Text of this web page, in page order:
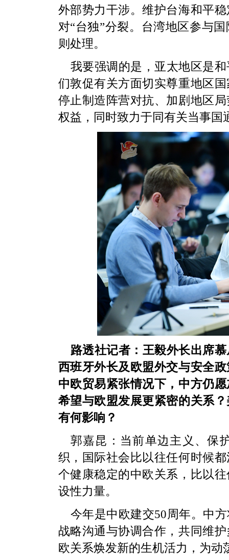
外部势力干涉。维护台海和平
对“台独”分裂。台湾地区参与
则处理。
我要强调的是，亚太地区是
们敦促有关方面切实尊重地区
停止制造阵营对抗、加剧地区
权益，同时致力于同有关当事国
路透社记者：王毅外长出席
西班牙外长及欧盟外交与安全
中欧贸易紧张情况下，中方仍
希望与欧盟发展更紧密的关系
有何影响？
郭嘉昆：当前单边主义、保
织，国际社会比以往任何时候
个健康稳定的中欧关系，比以
设性力量。
今年是中欧建交50周年。中
战略沟通与协调合作，共同维
欧关系焕发新的生机活力，为